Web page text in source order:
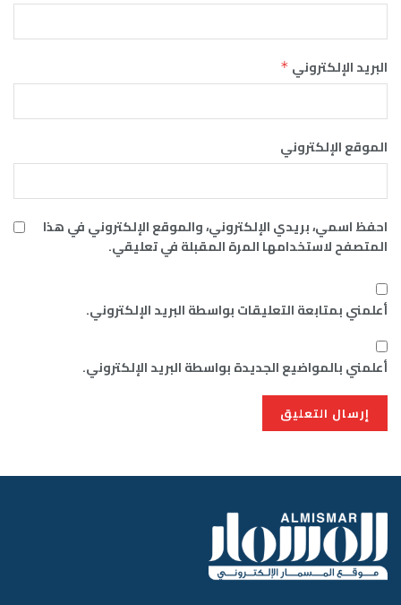
البريد الإلكتروني *
الموقع الإلكتروني
احفظ اسمي، بريدي الإلكتروني، والموقع الإلكتروني في هذا
المتصفح لاستخدامها المرة المقبلة في تعليقي.
أعلمني بمتابعة التعليقات بواسطة البريد الإلكتروني.
أعلمني بالمواضيع الجديدة بواسطة البريد الإلكتروني.